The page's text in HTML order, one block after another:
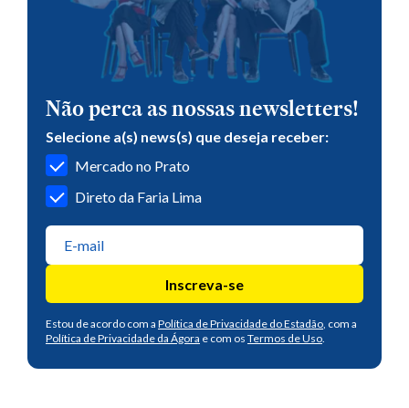
Não perca as nossas newsletters!
Selecione a(s) news(s) que deseja receber:
Mercado no Prato
Direto da Faria Lima
Inscreva-se
Estou de acordo com a Política de Privacidade do Estadão, com a
Política de Privacidade da Ágora e com os Termos de Uso.